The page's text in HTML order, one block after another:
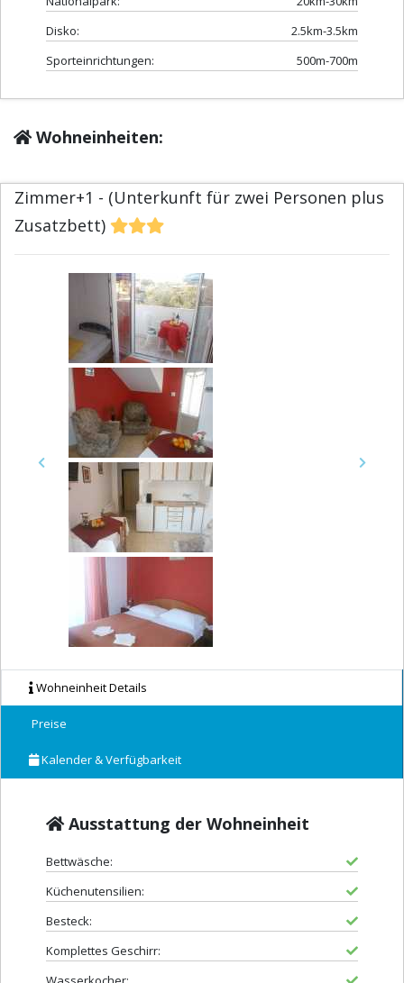
Disko:
2.5km-3.5km
Sporteinrichtungen:
500m-700m
Wohneinheiten:
Zimmer+1 - (Unterkunft für zwei Personen plus
Zusatzbett)
Previous Next
Wohneinheit Details
Preise
Kalender & Verfügbarkeit
Ausstattung der Wohneinheit
Bettwäsche:
Küchenutensilien:
Besteck:
Komplettes Geschirr: